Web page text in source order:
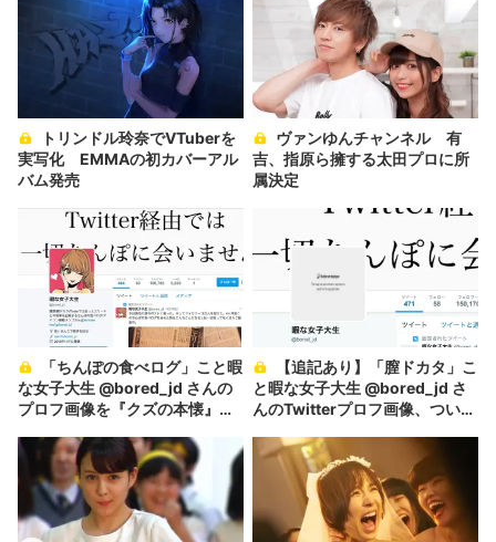
実写化 EMMAの初カバーアル
バム発売
吉、指原ら擁する太田プロに所
属決定
な女子大生 @bored_jd さんの
プロフ画像を『クズの本懐』作
と暇な女子大生 @bored_jd さ
んのTwitterプロフ画像、ついに